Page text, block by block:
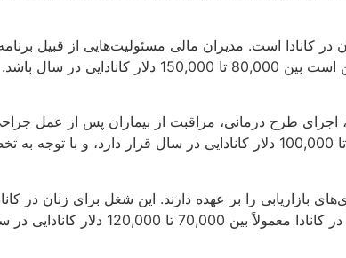
کانادا است. مدیران مالی مسئولیت‌هایی از قبیل
در سال باشد.
اجرای طرح درمانی، مراقبت از بیماران پس از عمل
بازاریابی را بر عهده دارند. این شغل‌ برای زنان
دلار کانادایی در سال است.